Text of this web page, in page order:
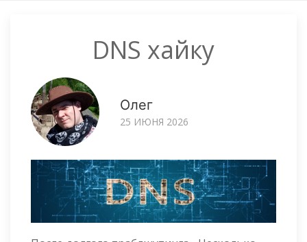
DNS хайку
Олег
25 ИЮНЯ 2026